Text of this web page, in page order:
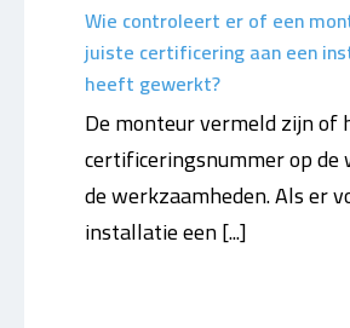
Wie controleert er of een
juiste certificering aan een
heeft gewerkt?
De monteur vermeld zijn of
certificeringsnummer op de
de werkzaamheden. Als er
installatie een [...]